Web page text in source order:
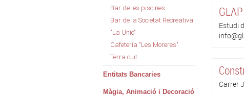
Bar de les piscines
Bar de la Societat Recreativa
"La Unió"
Cafeteria "Les Moreres"
Terra cuit
Entitats Bancaries
Màgia, Animació i Decoració
Estudi
Carrer